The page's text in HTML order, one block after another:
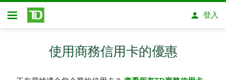
略過進入主要內容
開放式房屋貸款
登入
使用商務信用卡的優惠